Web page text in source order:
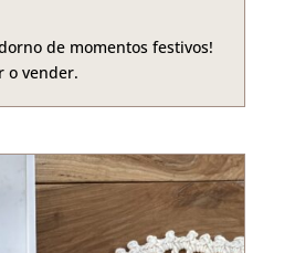
de momentos festivos!
o vender.